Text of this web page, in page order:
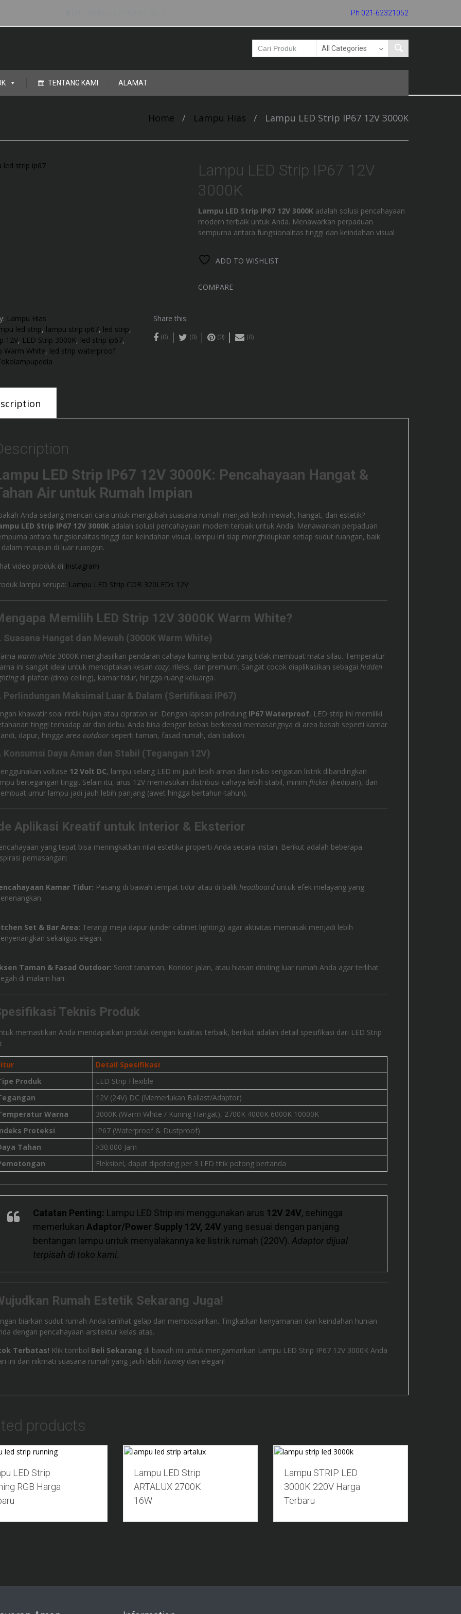
Ph 021-62321052
TENTANG KAMI ALAMAT
Home / Lampu Hias / Lampu LED Strip IP67 12V 3000K
Lampu LED Strip IP67 12V
3000K
Lampu LED Strip IP67 12V 3000K adalah solusi pencahayaan
modern terbaik untuk Anda. Menawarkan perpaduan
sempurna antara fungsionalitas tinggi dan keindahan visual
ADD TO WISHLIST
COMPARE
Lampu Hias
led strip, lampu strip ip67, led strip,
12V, LED Strip 3000K, led strip ip67,
Warm White, led strip waterproof
Share this:
(0) (0) (0) (0)
LED Strip IP67 12V 3000K: Pencahayaan Hangat &
Air untuk Rumah Impian
Anda sedang mencari cara untuk mengubah suasana rumah menjadi lebih mewah, hangat, dan estetik?
LED Strip IP67 12V 3000Kadalah solusi pencahayaan modern terbaik untuk Anda. Menawarkan perpaduan
antara fungsionalitas tinggi dan keindahan visual, lampu ini siap menghidupkan setiap sudut ruangan, baik
dalam maupun di luar ruangan.
video produk di Instagram.
lampu serupa: Lampu LED Strip COB 320LEDs 12V.
Memilih LED Strip 12V 3000K Warm White?
Suasana Hangat dan Mewah (3000K Warm White)
warm white3000K menghasilkan pendaran cahaya kuning lembut yang tidak membuat mata silau. Temperatur
ini sangat ideal untuk menciptakan kesan cozy, rileks, dan premium. Sangat cocok diaplikasikan sebagai hidden
di plafon (drop ceiling), kamar tidur, hingga ruang keluarga.
Perlindungan Maksimal Luar & Dalam (Sertifikasi IP67)
khawatir soal rintik hujan atau cipratan air. Dengan lapisan pelindung IP67 Waterproof, LED strip ini memiliki
tinggi terhadap air dan debu. Anda bisa dengan bebas berkreasi memasangnya di area basah seperti kamar
dapur, hingga area outdoorseperti taman, fasad rumah, dan balkon.
Konsumsi Daya Aman dan Stabil (Tegangan 12V)
voltase 12 Volt DC, lampu selang LED ini jauh lebih aman dari risiko sengatan listrik dibandingkan
bertegangan tinggi. Selain itu, arus 12V memastikan distribusi cahaya lebih stabil, minim flicker(kedipan), dan
umur lampu jadi jauh lebih panjang (awet hingga bertahun-tahun).
Aplikasi Kreatif untuk Interior & Eksterior
yang tepat bisa meningkatkan nilai estetika properti Anda secara instan. Berikut adalah beberapa
pemasangan:
Kamar Tidur: Pasang di bawah tempat tidur atau di balik headboarduntuk efek melayang yang
Set & Bar Area: Terangi meja dapur (under cabinet lighting) agar aktivitas memasak menjadi lebih
sekaligus elegan.
Taman & Fasad Outdoor: Sorot tanaman, Koridor jalan, atau hiasan dinding luar rumah Anda agar terlihat
di malam hari.
Teknis Produk
memastikan Anda mendapatkan produk dengan kualitas terbaik, berikut adalah detail spesifikasi dari LED Strip
Detail Spesifikasi
Produk
LED Strip Flexible
12V (24V) DC (Memerlukan Ballast/Adaptor)
Warna
3000K (Warm White / Kuning Hangat), 2700K 4000K 6000K 10000K
Proteksi
IP67 (Waterproof & Dustproof)
Tahan
>30.000 Jam
Fleksibel, dapat dipotong per 3 LED titik potong bertanda
Catatan Penting: Lampu LED Strip ini menggunakan arus 12V 24V, sehingga
memerlukan Adaptor/Power Supply 12V, 24V yang sesuai dengan panjang
bentangan lampu untuk menyalakannya ke listrik rumah (220V). Adaptor dijual
terpisah di toko kami.
Rumah Estetik Sekarang Juga!
biarkan sudut rumah Anda terlihat gelap dan membosankan. Tingkatkan kenyamanan dan keindahan hunian
dengan pencahayaan arsitektur kelas atas.
Terbatas! Klik tombol Beli Sekarang di bawah ini untuk mengamankan Lampu LED Strip IP67 12V 3000K Anda
ini dan nikmati suasana rumah yang jauh lebih homeydan elegan!
products
LED Strip
RGB Harga
Add to Wishlist
Lampu LED Strip
ARTALUX 2700K
16W
Add to Wishlist
Lampu STRIP LED
3000K 220V Harga
Terbaru